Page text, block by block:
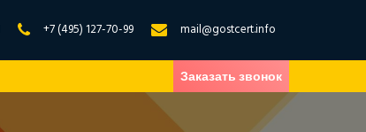
+7 (495) 127-70-99 mail@gostcert.info
Заказать звонок